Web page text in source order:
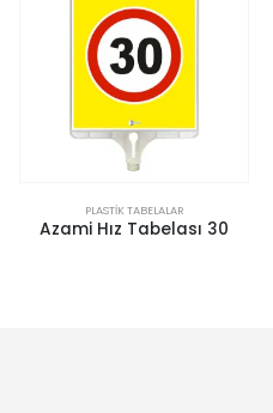
PLASTIK TABELALAR
Azami Hız Tabelası 30